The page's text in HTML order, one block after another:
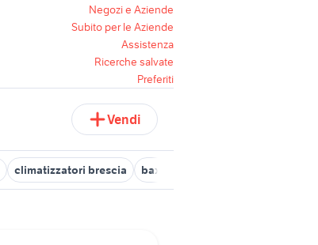
Negozi e Aziende
Subito per le Aziende
Assistenza
Ricerche salvate
Preferiti
Vendi
climatizzatori brescia baxi climatizzatori